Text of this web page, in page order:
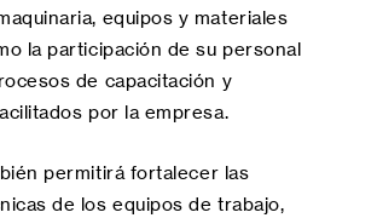
equipos y materiales
la participación de su personal
de capacitación y
por la empresa.
permitirá fortalecer las
de los equipos de trabajo,